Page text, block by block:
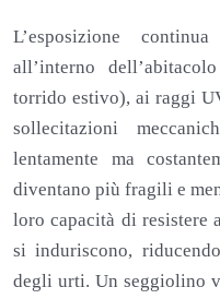
L’esposizione
all’interno
torrido estivo), ai raggi
sollecitazioni
lentamente ma
diventano più fragili e
loro capacità di resistere
si induriscono,
degli urti. Un seggiolino